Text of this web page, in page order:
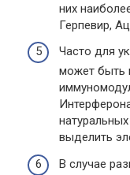
них
Герпевир,
Часто для
может быть
выделить
В случае